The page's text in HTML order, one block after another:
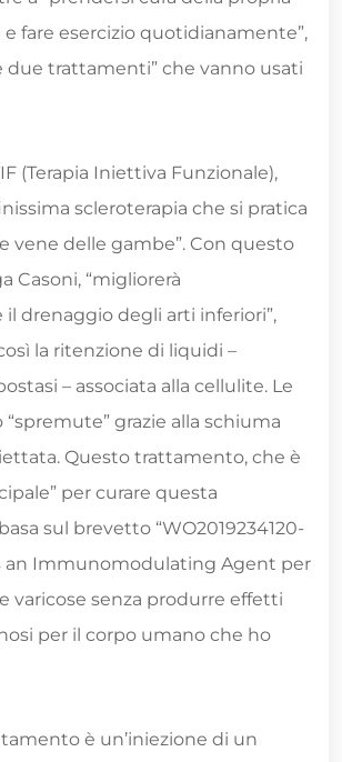
fare esercizio quotidianamente”,
due trattamenti” che vanno usati
(Terapia Iniettiva Funzionale),
scleroterapia che si pratica
vene delle gambe”. Con questo
Casoni, “migliorerà
drenaggio degli arti inferiori”,
la ritenzione di liquidi –
– associata alla cellulite. Le
grazie alla schiuma
Questo trattamento, che è
per curare questa
sul brevetto “WO2019234120-
an Immunomodulating Agent per
varicose senza produrre effetti
per il corpo umano che ho
è un’iniezione di un